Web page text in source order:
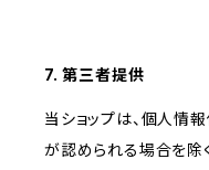
7. 第三者提供
当ショップは、個人情
が認められる場合を除